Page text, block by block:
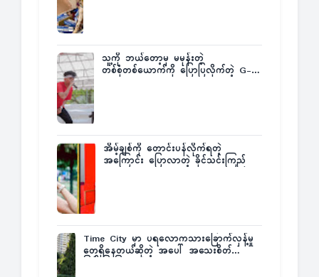
သူ့ကို ဘယ်တော့မှ မမုန်းတဲ့
တစ်စုံတစ်ယောက်ကို ပြောပြလိုက်တဲ့ G-
အိမ့်ချစ်ကို တောင်းပန်လိုက်ရတဲ့
အကြောင်း ပြောလာတဲ့ ခိုင်သင်းကြည်
Time City မှာ ပရလောကသားခြောက်လှန့်မှု
တွေရှိနေတယ်ဆိုတဲ့ အပေါ် အသေးစိတ်